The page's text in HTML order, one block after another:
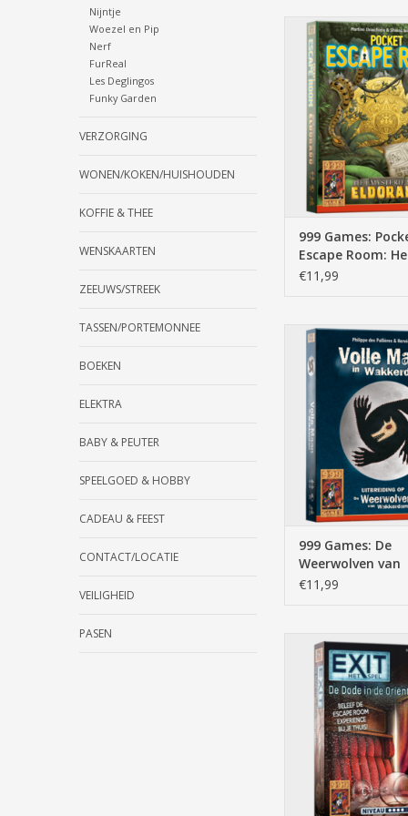
Nijntje
Woezel en Pip
Nerf
FurReal
Les Deglingos
Funky Garden
VERZORGING
WONEN/KOKEN/HUISHOUDEN
KOFFIE & THEE
WENSKAARTEN
ZEEUWS/STREEK
TASSEN/PORTEMONNEE
BOEKEN
ELEKTRA
BABY & PEUTER
SPEELGOED & HOBBY
CADEAU & FEEST
CONTACT/LOCATIE
VEILIGHEID
PASEN
pocket escape
van eldorado,
spelers, +/- 60
TOEVOEGEN AAN
999 Games:
Escape Room:
Mysterie van
€11,99
de
wakkerdam,volle
wakkerdam, 10+, 8 tot
+/- 45 min,
TOEVOEGEN AAN
999 Games: De
Weerwolven van
Wakkerdam:
€11,99
exit, de dode in
express, breinbreker,
spelers, +/- 45 min,
puzzelspel
TOEVOEGEN AAN